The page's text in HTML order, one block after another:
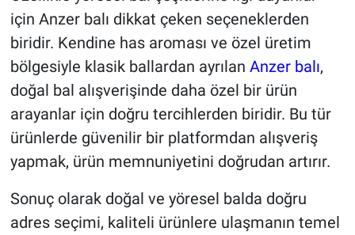
için Anzer balı dikkat çeken seçeneklerden
biridir. Kendine has aroması ve özel üretim
bölgesiyle klasik ballardan ayrılan Anzer balı,
doğal bal alışverişinde daha özel bir ürün
arayanlar için doğru tercihlerden biridir. Bu tür
ürünlerde güvenilir bir platformdan alışveriş
yapmak, ürün memnuniyetini doğrudan artırır.
Sonuç olarak doğal ve yöresel balda doğru
adres seçimi, kaliteli ürünlere ulaşmanın temel